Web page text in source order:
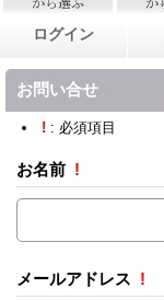
ログイン
お問い合せ
! : 必須項目
お名前 !
メールアドレス !